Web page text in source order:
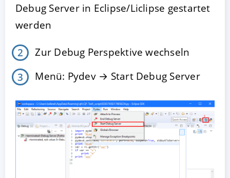
Debug Server in Eclipse/Liclipse gestartet
werden
Zur Debug Perspektive wechseln
Menü: Pydev → Start Debug Server